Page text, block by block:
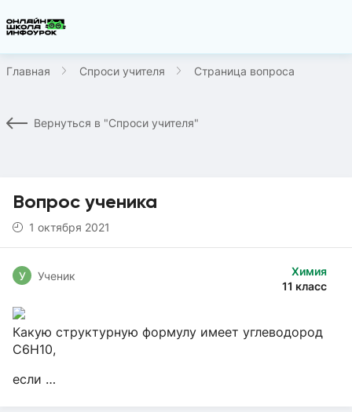
Главная Спроси учителя Страница вопроса
Вернуться в "Спроси учителя"
Вопрос ученика
1 октября 2021
Химия
11 класс
У Ученик
Какую структурную формулу имеет углеводород
C6H10,
если …